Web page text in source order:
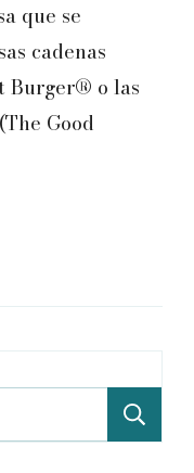
que se
cadenas
Burger® o las
Good